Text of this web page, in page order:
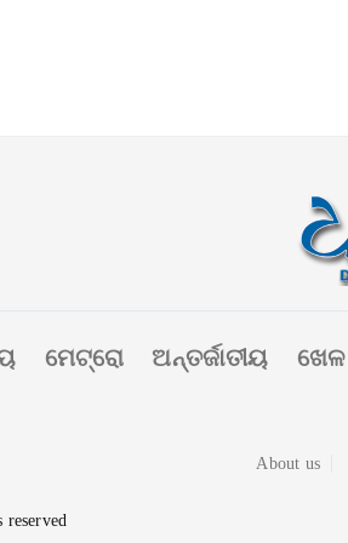
ମେଟ୍ରୋ ଅନ୍ତର୍ଜାତୀୟ ଖେଳ
About us